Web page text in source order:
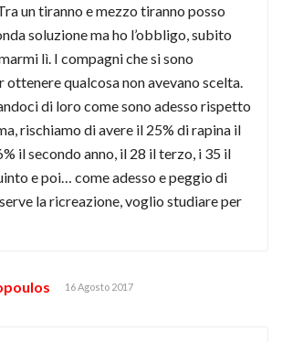
un tiranno e mezzo tiranno posso
soluzione ma ho l’obbligo, subito
lì. I compagni che si sono
qualcosa non avevano scelta.
di loro come sono adesso rispetto
rischiamo di avere il 25% di rapina il
il secondo anno, il 28 il terzo, i 35 il
e poi… come adesso e peggio di
la ricreazione, voglio studiare per
16 Agosto 2017